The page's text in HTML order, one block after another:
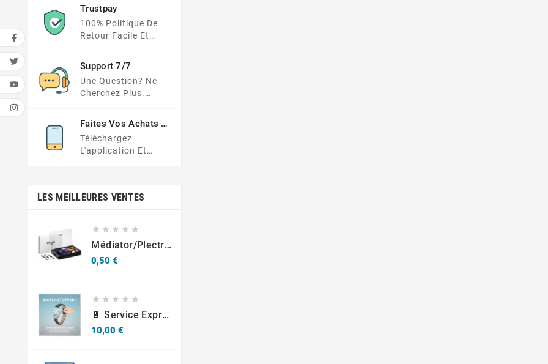
Plus Sécurisé
Trustpay
100% Politique De
Retour Facile Et
Support 7/7
Une Question? Ne
Cherchez Plus.
Demande Ici
Faites Vos Achats En
Déplacement
Téléchargez
L'application Et
LES MEILLEURES VENTES
    
Médiator/plectre En Nylon S, Ruby S Ou Touch L - STAGG PBOX10
0,50 €
    
🔋 Service Express : Remplacement De Piles D'Horlogerie
10,00 €